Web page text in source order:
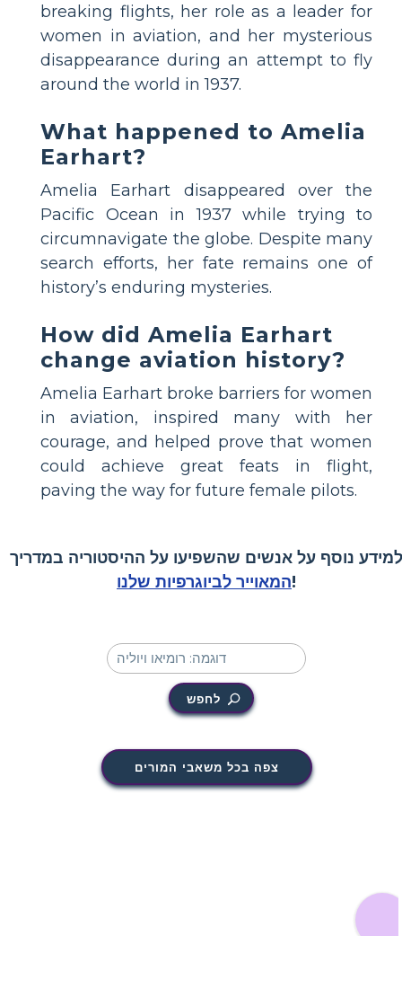
breaking flights, her role as a leader for
women in aviation, and her mysterious
disappearance during an attempt to fly
around the world in 1937.
What happened to Amelia
Earhart?
Amelia Earhart disappeared over the
Pacific Ocean in 1937 while trying to
circumnavigate the globe. Despite many
search efforts, her fate remains one of
history’s enduring mysteries.
How did Amelia Earhart
change aviation history?
Amelia Earhart broke barriers for women
in aviation, inspired many with her
courage, and helped prove that women
could achieve great feats in flight,
paving the way for future female pilots.
למידע נוסף על אנשים שהשפיעו על ההיסטוריה במדריך
המאוייר לביוגרפיות שלנו!
לחפש
צפה בכל משאבי המורים